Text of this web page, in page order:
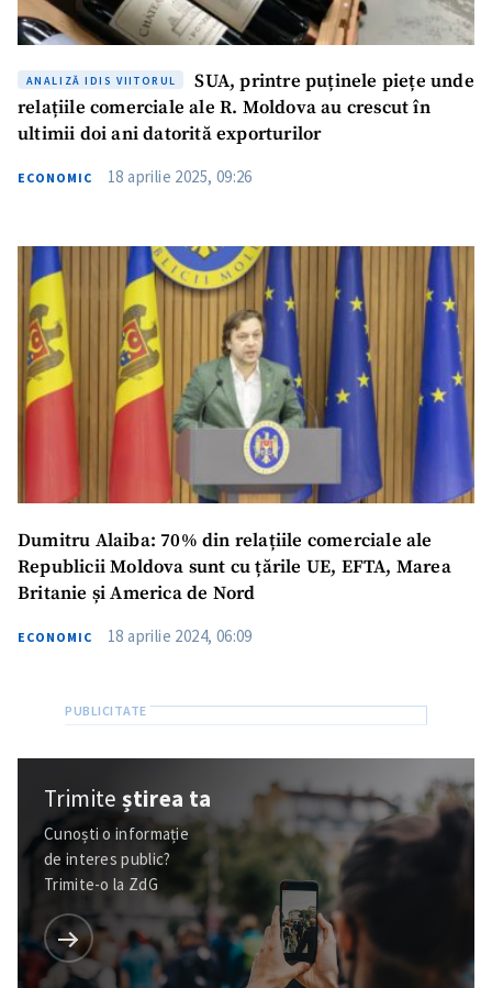
ANALIZĂ IDIS VIITORUL
SUA, printre puținele piețe unde
relațiile comerciale ale R. Moldova au crescut în
ultimii doi ani datorită exporturilor
ECONOMIC 18 aprilie 2025, 09:26
Dumitru Alaiba: 70% din rеlațiilе comеrcialе ale
Republicii Moldova sunt cu țărilе UE, EFTA, Marеa
Britaniе și Amеrica dе Nord
ECONOMIC 18 aprilie 2024, 06:09
Trimiteștirea ta
Cunoști o informație
de interes public?
Trimite-o la ZdG